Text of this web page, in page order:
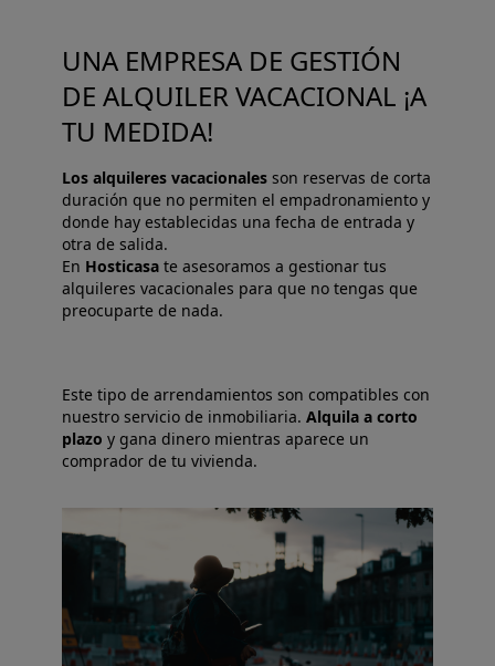
UNA EMPRESA DE GESTIÓN
DE ALQUILER VACACIONAL ¡A
TU MEDIDA!
Los alquileres vacacionales son reservas de corta
duración que no permiten el empadronamiento y
donde hay establecidas una fecha de entrada y
otra de salida.
En Hosticasa te asesoramos a gestionar tus
alquileres vacacionales para que no tengas que
preocuparte de nada.
Este tipo de arrendamientos son compatibles con
nuestro servicio de inmobiliaria. Alquila a corto
plazo y gana dinero mientras aparece un
comprador de tu vivienda.